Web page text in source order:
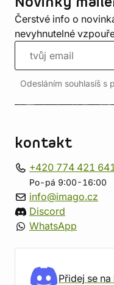
Čerstvé info o
nevyhnutelné
Odesláním souhlasíš s
kontakt
+420 774 421
Po-pá 9:00-16:00
info@imago.cz
Discord
WhatsApp
Přidej se